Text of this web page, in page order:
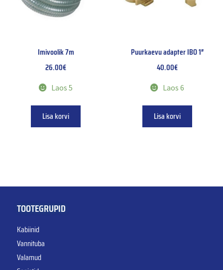
Imivoolik 7m
26.00€
Laos 5
Lisa korvi
Puurkaevu adapter IBO 1″
40.00€
Laos 6
Lisa korvi
TOOTEGRUPID
Kabiinid
Vannituba
Valamud